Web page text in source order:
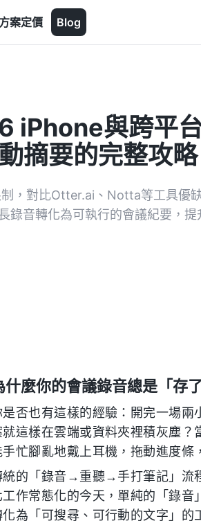
方案定價 Blog
iPhone與跨平
摘要的完整攻略
，對比Otter.ai、Notta等工具優
錄音轉化為可執行的會議紀要，提
什麼你的會議錄音總是「存
是否也有這樣的經驗：開完一場
就這樣在雲端或資料夾裡積灰塵
手忙腳亂地戴上耳機，拖動進度條
統的「錄音→重聽→手打筆記」流
工作常態化的今天，單純的「錄
化為「可搜尋、可行動的文字」的